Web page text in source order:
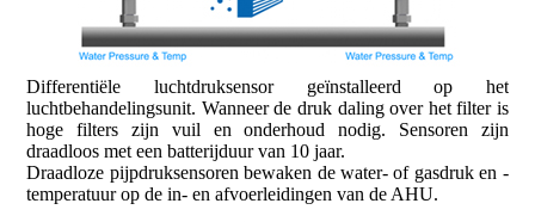
Differentiële luchtdruksensor geïnstalleerd op het
luchtbehandelingsunit. Wanneer de druk daling over het filter is
hoge filters zijn vuil en onderhoud nodig. Sensoren zijn
draadloos met een batterijduur van 10 jaar.
Draadloze pijpdruksensoren bewaken de water- of gasdruk en -
temperatuur op de in- en afvoerleidingen van de AHU.